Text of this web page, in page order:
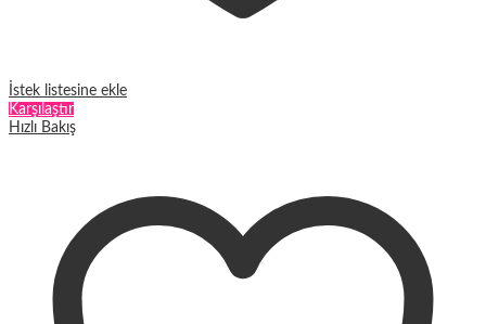
İstek listesine ekle
Karşılaştır
Hızlı Bakış